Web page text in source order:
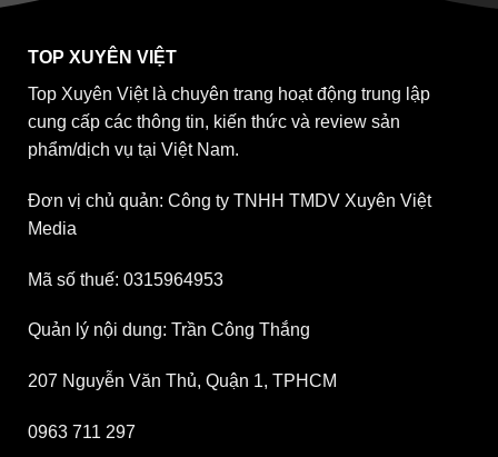
TOP XUYÊN VIỆT
Top Xuyên Việt là chuyên trang hoạt động trung lập
cung cấp các thông tin, kiến thức và review sản
phẩm/dịch vụ tại Việt Nam.
Đơn vị chủ quản: Công ty TNHH TMDV Xuyên Việt
Media
Mã số thuế: 0315964953
Quản lý nội dung: Trần Công Thắng
207 Nguyễn Văn Thủ, Quận 1, TPHCM
0963 711 297